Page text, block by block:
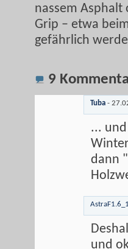
nassem Asphalt
Grip – etwa
gefährlich
9
Tuba-
...
dann
und